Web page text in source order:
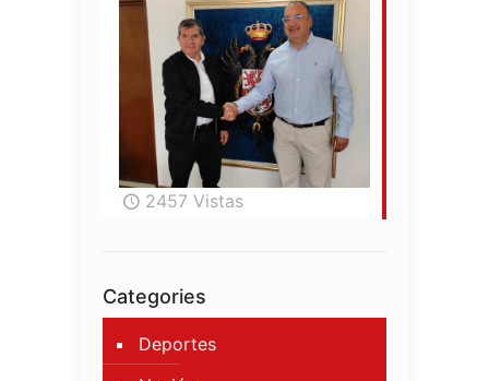
2457 Vistas
Categories
Deportes